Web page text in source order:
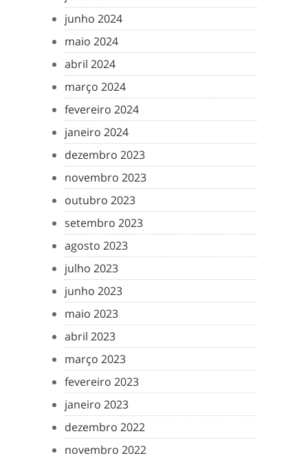
junho 2024
maio 2024
abril 2024
março 2024
fevereiro 2024
janeiro 2024
dezembro 2023
novembro 2023
outubro 2023
setembro 2023
agosto 2023
julho 2023
junho 2023
maio 2023
abril 2023
março 2023
fevereiro 2023
janeiro 2023
dezembro 2022
novembro 2022